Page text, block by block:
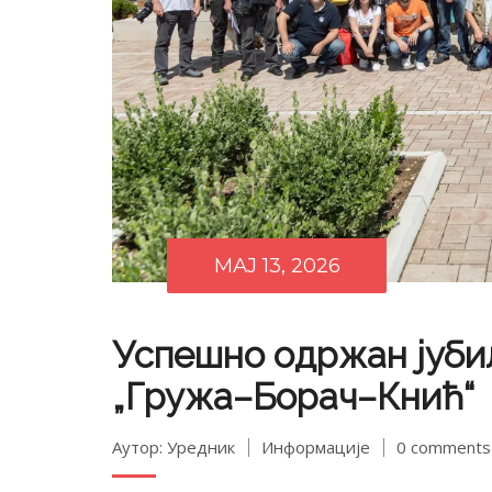
МАЈ 13, 2026
Успешно одржан
„Гружа–Борач–Кнић“
Аутор: Уредник Информације 0 comments